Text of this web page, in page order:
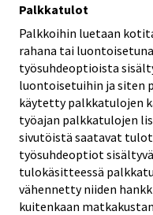
Palkkatulot
Palkkoihin luetaan
rahana tai
työsuhdeoptioista
luontoisetuihin ja siten
käytetty palkkatulojen
työajan palkkatulojen
sivutöistä saatavat
työsuhdeoptiot
tulokäsitteessä
vähennetty niiden
kuitenkaan